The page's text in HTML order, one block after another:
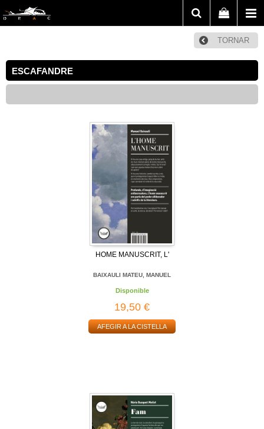
TORNAR
ESCAFANDRE
HOME MANUSCRIT, L'
BAIXAULI MATEU, MANUEL
Disponible
19,50 €
AFEGIR A LA CISTELLA